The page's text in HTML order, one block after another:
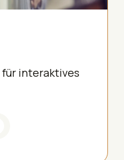
für interaktives